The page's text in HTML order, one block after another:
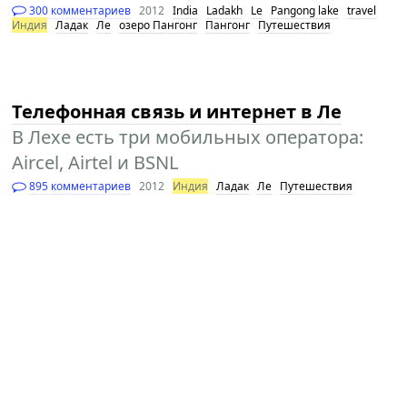
300 комментариев 2012 India Ladakh Le Pangong lake travel
Индия
Ладак Ле озеро Пангонг Пангонг Путешествия
Телефонная связь и интернет в Ле
В Лехе есть три мобильных оператора:
Aircel, Airtel и BSNL
895 комментариев 2012 Индия Ладак Ле Путешествия